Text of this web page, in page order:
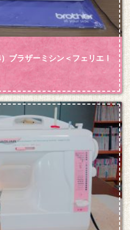
ブラザーミシン＜フェリエⅠ